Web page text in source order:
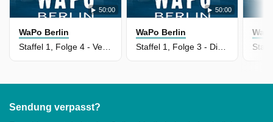
50:00
WaPo Berlin
50:00
WaPo Berlin
Staffel 1, Folge 3 - Die Inszenierung eines Lebens
Sendung verpasst?